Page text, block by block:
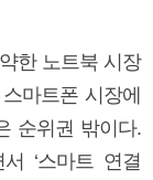
한 노트북 시장
마트폰 시장에
순위권 밖이다.
‘스마트 연결